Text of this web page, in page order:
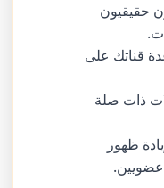
حقيقيون
قناتك على
ذات صلة
ظهور
عضويين.